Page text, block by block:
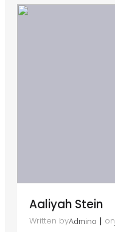
Aaliyah Stein
Written byAdmino | on